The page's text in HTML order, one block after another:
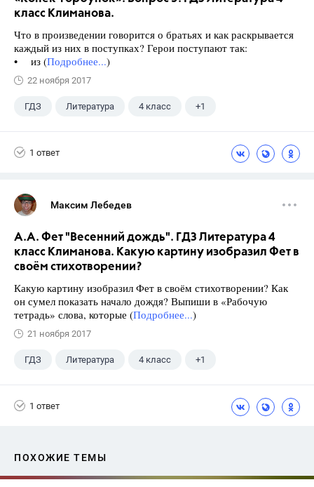
класс Климанова.
Что в произведении говорится о братьях и как раскрывается
каждый из них в поступках? Герои поступают так:
• из (Подробнее...)
22 ноября 2017
ГДЗ Литература 4 класс +1
1 ответ
Максим Лебедев
А.А. Фет "Весенний дождь". ГДЗ Литература 4
класс Климанова. Какую картину изобразил Фет в
своём стихотворении?
Какую картину изобразил Фет в своём стихотворении? Как
он сумел показать начало дождя? Выпиши в «Рабочую
тетрадь» слова, которые (Подробнее...)
21 ноября 2017
ГДЗ Литература 4 класс +1
1 ответ
ПОХОЖИЕ ТЕМЫ